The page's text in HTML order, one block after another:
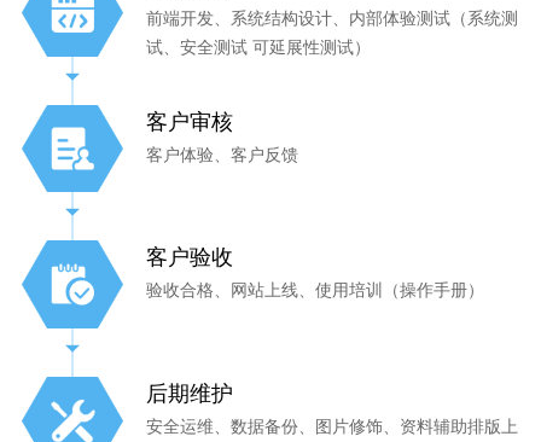
前端开发、系统结构设计、内部体验测试（系统测
试、安全测试 可延展性测试）
客户审核
客户体验、客户反馈
客户验收
验收合格、网站上线、使用培训（操作手册）
后期维护
安全运维、数据备份、图片修饰、资料辅助排版上